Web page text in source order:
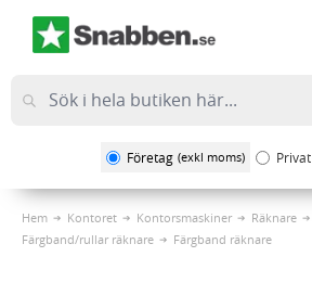
Företag (exkl moms) Privat
Hem Kontoret Kontorsmaskiner Räknare
Färgband/rullar räknare
Färgband räknare